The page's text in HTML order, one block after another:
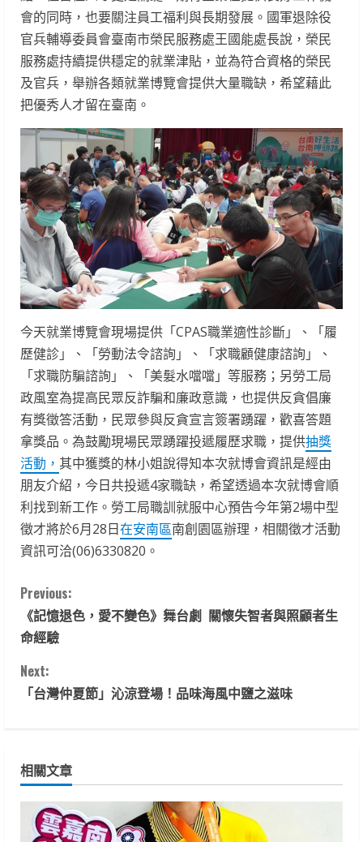
會的同時，也要關注員工福利與長期發展。國軍退除役
官兵輔導委員會臺南市榮民服務處王國能處長說，榮民
服務處持續提供穩定的就業津貼，並為符合資格的榮民
及官兵，舉辦各類就業博覽會提供大量職缺，希望藉此
把優秀人才留在臺南。
今天就業博覽會現場提供「CPAS職業適性診斷」、「履
歷健診」、「勞動法令諮詢」、「求職顧健康諮詢」、
「求職防騙諮詢」、「美髮水噹噹」等服務；另勞工局
政風室為提高民眾反詐騙和廉政意識，也提供反貪倡廉
有獎徵答活動，民眾參與反貪宣言簽署踴躍，歡喜答題
拿獎品。為鼓勵現場民眾踴躍投遞履歷求職，提供抽獎
活動， 其中獲獎的林小姐說得知本次就博會資訊是經由
朋友介紹，今日共投遞4家職缺，希望透過本次就博會順
利找到新工作。勞工局職訓就服中心預告今年第2場中型
徵才將於6月28日在安南區南創園區辦理，相關徵才活動
資訊可洽(06)6330820。
C
o
n
n
u
Previous:
《記憶退色，愛不變色》舞台劇 關懷失智者與照顧者生
命經驗
Next:
「台灣仲夏節」沁涼登場！品味海風中鹽之滋味
相關文章